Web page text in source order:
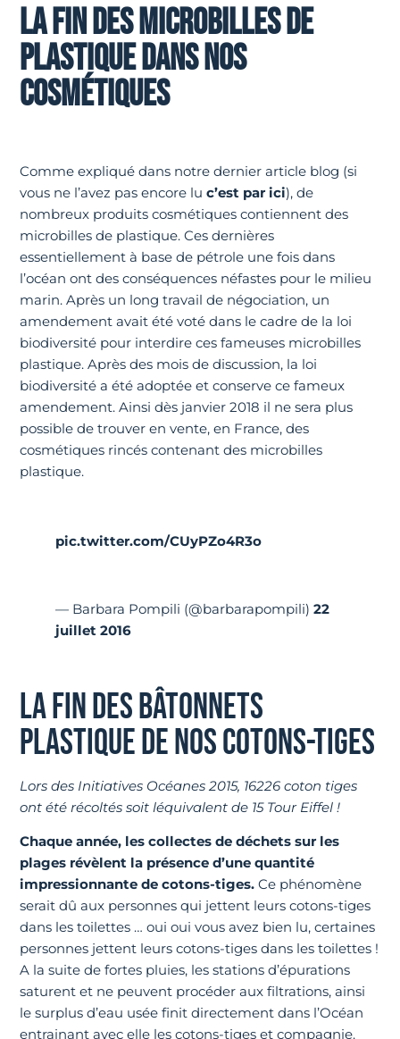
LA FIN DES MICROBILLES DE
PLASTIQUE DANS NOS
COSMÉTIQUES
Comme expliqué dans notre dernier article blog (si
vous ne l’avez pas encore lu c’est par ici), de
nombreux produits cosmétiques contiennent des
microbilles de plastique. Ces dernières
essentiellement à base de pétrole une fois dans
l’océan ont des conséquences néfastes pour le milieu
marin. Après un long travail de négociation, un
amendement avait été voté dans le cadre de la loi
biodiversité pour interdire ces fameuses microbilles
plastique. Après des mois de discussion, la loi
biodiversité a été adoptée et conserve ce fameux
amendement. Ainsi dès janvier 2018 il ne sera plus
possible de trouver en vente, en France, des
cosmétiques rincés contenant des microbilles
plastique.
pic.twitter.com/CUyPZo4R3o
— Barbara Pompili (@barbarapompili)22
juillet 2016
LA FIN DES BÂTONNETS
PLASTIQUE DE NOS COTONS-TIGES
Lors des Initiatives Océanes 2015, 16226 coton tiges
ont été récoltés soit léquivalent de 15 Tour Eiffel !
Chaque année, les collectes de déchets sur les
plages révèlent la présence d’une quantité
impressionnante de cotons-tiges. Ce phénomène
serait dû aux personnes qui jettent leurs cotons-tiges
dans les toilettes … oui oui vous avez bien lu, certaines
personnes jettent leurs cotons-tiges dans les toilettes !
A la suite de fortes pluies, les stations d’épurations
saturent et ne peuvent procéder aux filtrations, ainsi
le surplus d’eau usée finit directement dans l’Océan
entrainant avec elle les cotons-tiges et compagnie.